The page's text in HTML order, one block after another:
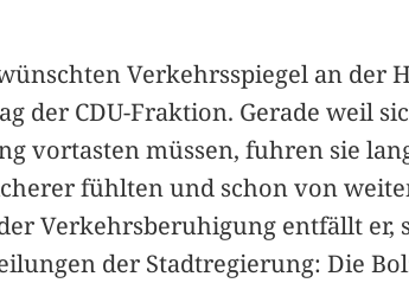
Verkehrsspiegel an der
der CDU-Fraktion. Gerade weil
vortasten müssen, fuhren sie
fühlten und schon von
Verkehrsberuhigung entfällt er,
der Stadtregierung: Die